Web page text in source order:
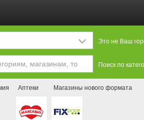
Это не Ваш
Поиск по
Аптеки Магазины нового формата